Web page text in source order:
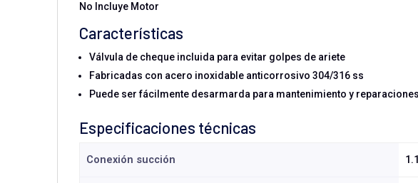
No Incluye Motor
Características
Válvula de cheque incluida para evitar golpes de ariete
Fabricadas con acero inoxidable anticorrosivo 304/316 ss
Puede ser fácilmente desarmarda para mantenimiento y reparaciones
Especificaciones técnicas
Conexión succión